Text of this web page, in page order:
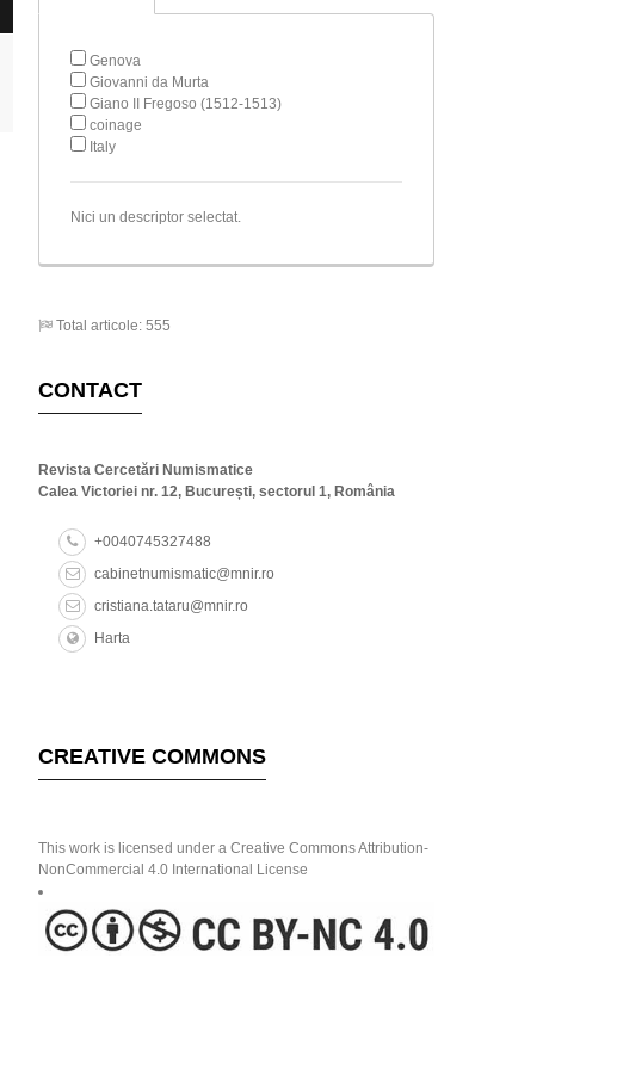
Genova
Giovanni da Murta
Giano II Fregoso (1512-1513)
coinage
Italy
Nici un descriptor selectat.
Total articole: 555
CONTACT
Revista Cercetări Numismatice
Calea Victoriei nr. 12, București, sectorul 1, România
+0040745327488
cabinetnumismatic@mnir.ro
cristiana.tataru@mnir.ro
Harta
CREATIVE COMMONS
This work is licensed under a Creative Commons Attribution-
NonCommercial 4.0 International License